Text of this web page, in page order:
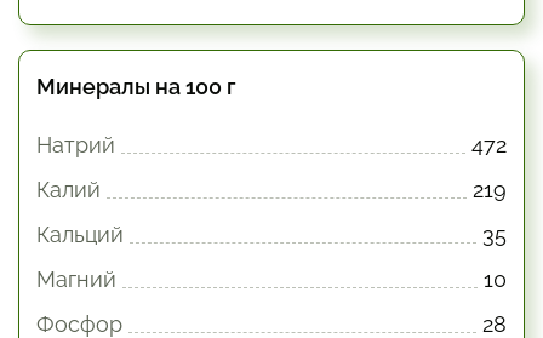
Минералы на 100 г
Натрий
472
Калий
219
Кальций
35
Магний
10
Фосфор
28